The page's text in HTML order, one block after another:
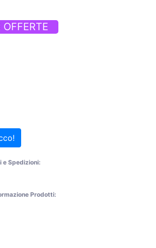
e Spedizioni:
Prodotti: